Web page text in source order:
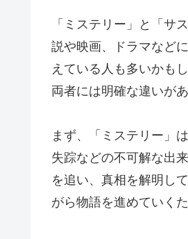
「ミステリー」と「サ
説や映画、ドラマなど
えている人も多いかも
両者には明確な違いがあ
まず、「ミステリー」
失踪などの不可解な出
を追い、真相を解明し
がら物語を進めていく